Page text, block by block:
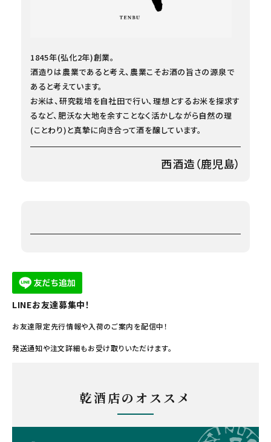
1845年(弘化2年)創業。
酒造りは農業であると考え、農業こそお酒の旨さの源泉で
あると考えています。
お米は、研究栽培を自社田で行い、理想とするお米を探求す
るなど、肥沃な大地を余すことなく活かしながら自然の理
(ことわり)と真摯に向き合って酒を醸しています。
西酒造（鹿児島）
LINEお友達募集中！
お友達限定先行情報や入荷のご案内を配信中！
発送通知や注文詳細もお受け取りいただけます。
乾酒店のオススメ